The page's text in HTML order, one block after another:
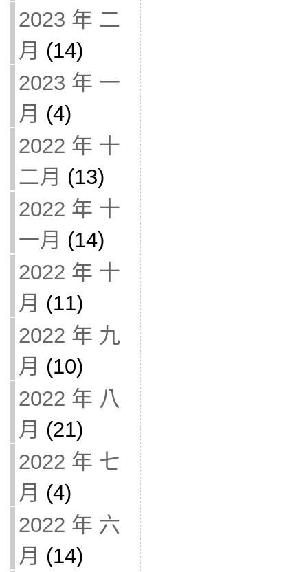
2023 年 二
月 (14)
2023 年 一
月 (4)
2022 年 十
二月 (13)
2022 年 十
一月 (14)
2022 年 十
月 (11)
2022 年 九
月 (10)
2022 年 八
月 (21)
2022 年 七
月 (4)
2022 年 六
月 (14)